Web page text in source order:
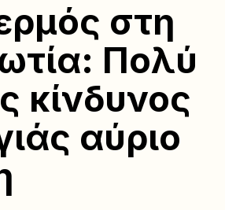
στη
Πολύ
κίνδυνος
αύριο